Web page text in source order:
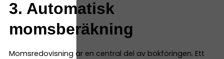
3. Automatisk
momsberäkning
Momsredovisning är en central del av bokföringen. Ett